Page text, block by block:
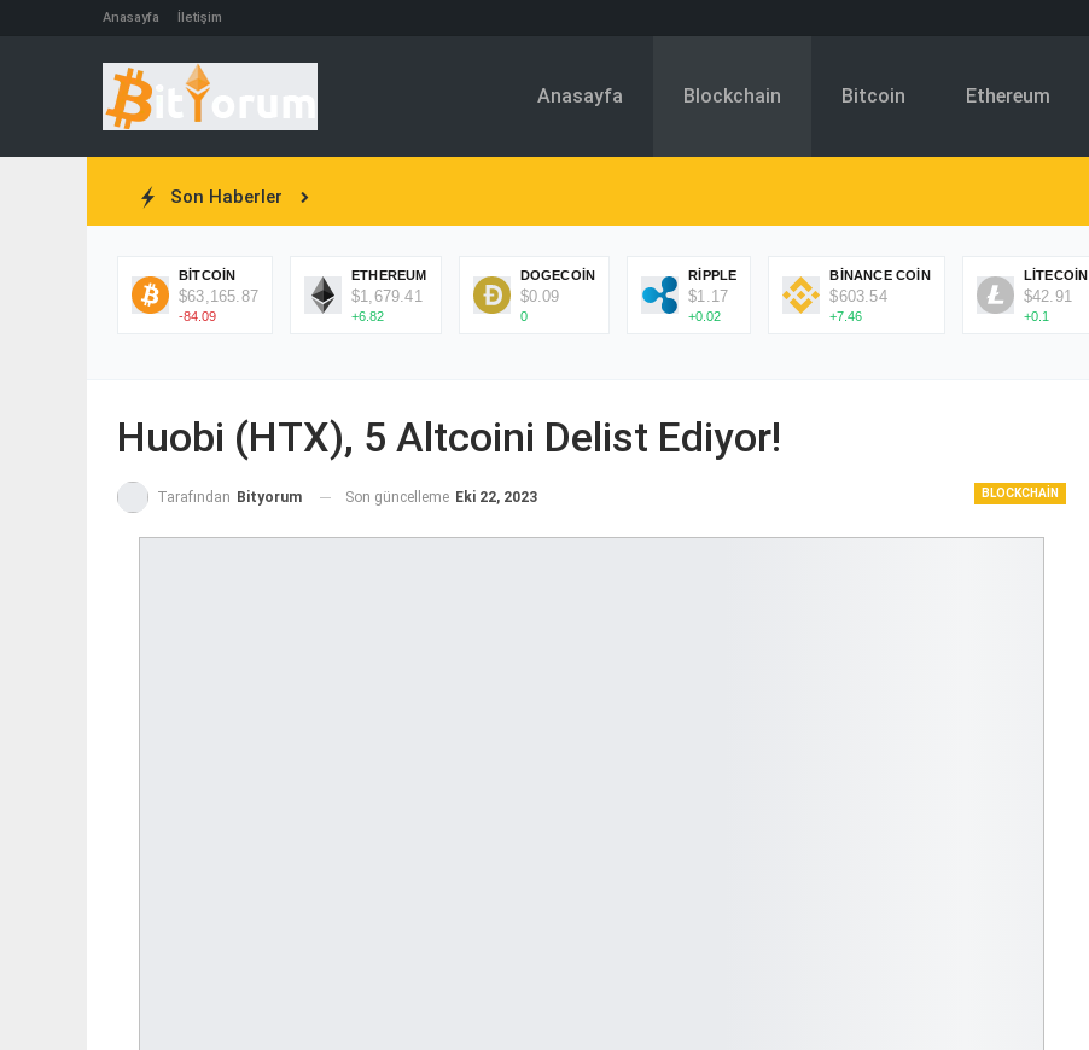
Anasayfa İletişim
Anasayfa Blockchain Bitcoin Ethereum
Son Haberler
BITCOIN
$63,165.87
-84.09
ETHEREUM
$1,679.41
+6.82
DOGECOIN
$0.09
0
RIPPLE
$1.17
+0.02
BINANCE COIN
$603.54
+7.46
LITECOIN
$42.91
+0.1
Huobi (HTX), 5 Altcoini Delist Ediyor!
BLOCKCHAIN
Tarafından Bityorum Son güncelleme Eki 22, 2023